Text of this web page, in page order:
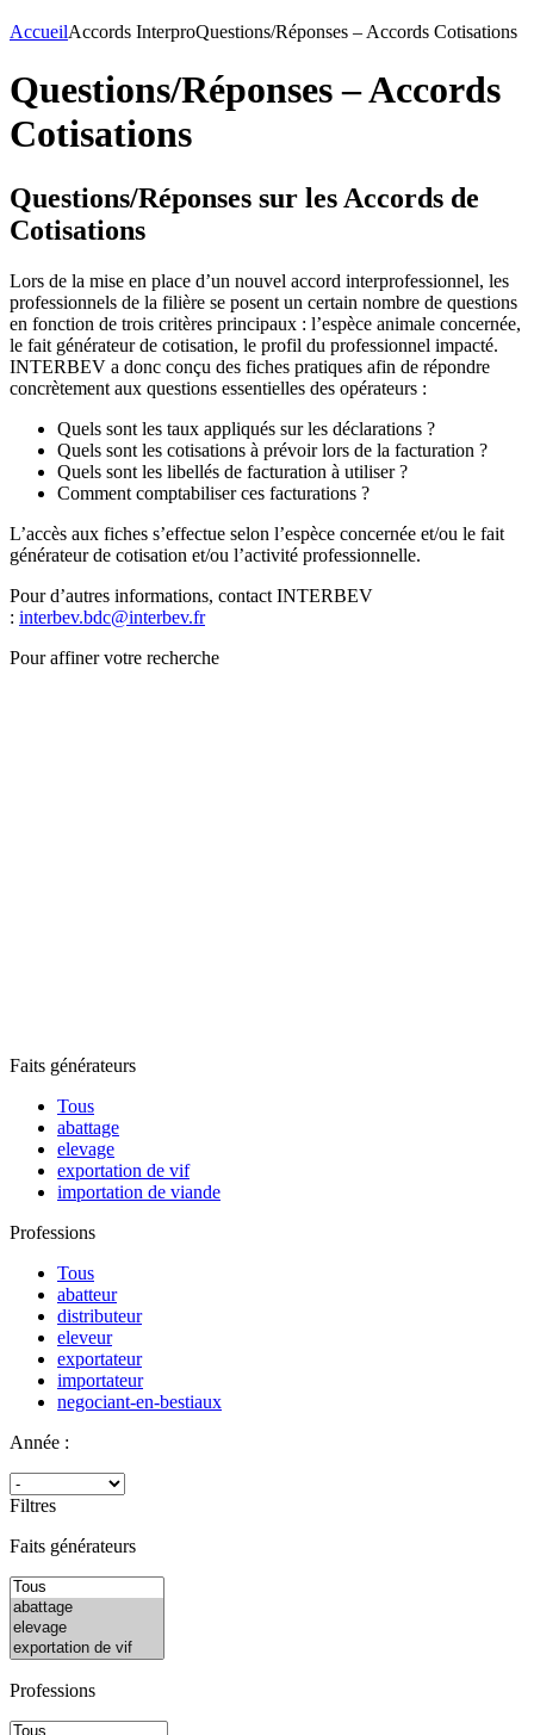
AccueilAccords InterproQuestions/Réponses – Accords Cotisations
Questions/Réponses – Accords
Cotisations
Questions/Réponses sur les Accords de
Cotisations
Lors de la mise en place d’un nouvel accord interprofessionnel, les
professionnels de la filière se posent un certain nombre de questions
en fonction de trois critères principaux : l’espèce animale concernée,
le fait générateur de cotisation, le profil du professionnel impacté.
INTERBEV a donc conçu des fiches pratiques afin de répondre
concrètement aux questions essentielles des opérateurs :
Quels sont les taux appliqués sur les déclarations ?
Quels sont les cotisations à prévoir lors de la facturation ?
Quels sont les libellés de facturation à utiliser ?
Comment comptabiliser ces facturations ?
L’accès aux fiches s’effectue selon l’espèce concernée et/ou le fait
générateur de cotisation et/ou l’activité professionnelle.
Pour d’autres informations, contact INTERBEV
: interbev.bdc@interbev.fr
Pour affiner votre recherche
Faits générateurs
Tous
abattage
elevage
exportation de vif
importation de viande
Professions
Tous
abatteur
distributeur
eleveur
exportateur
importateur
negociant-en-bestiaux
Année :
Filtres
Faits générateurs
Professions